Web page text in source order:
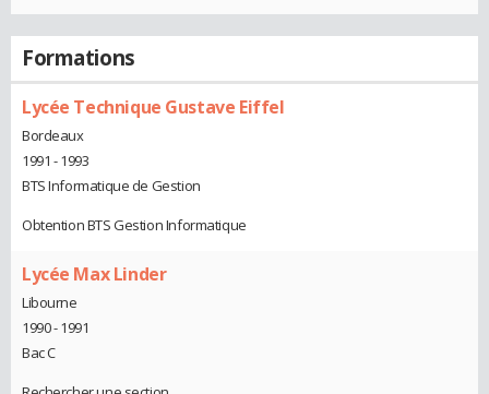
Formations
Lycée Technique Gustave Eiffel
Bordeaux
1991 - 1993
BTS Informatique de Gestion
Obtention BTS Gestion Informatique
Lycée Max Linder
Libourne
1990 - 1991
Bac C